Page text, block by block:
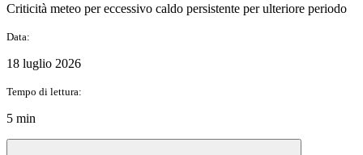
Criticità meteo per eccessivo caldo persistente per ulteriore periodo
Data:
18 luglio 2026
Tempo di lettura:
5 min